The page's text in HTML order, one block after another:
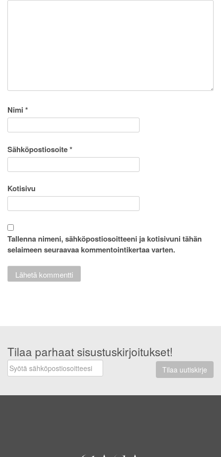
Nimi *
Sähköpostiosoite*
Kotisivu
Tallenna nimeni, sähköpostiosoitteeni ja kotisivuni tähän
selaimeen seuraavaa kommentointikertaa varten.
Tilaa parhaat sisustuskirjoitukset!
Tilaa uutiskirje